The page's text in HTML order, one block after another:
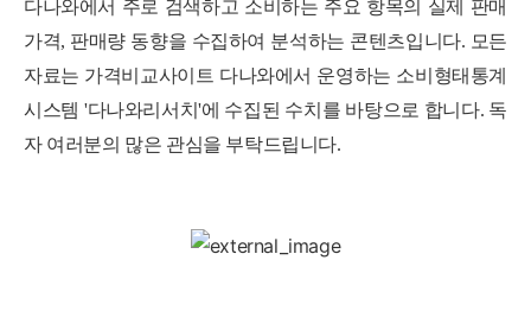
다나와에서 주로 검색하고 소비하는 주요 항목의 실제 판매
가격, 판매량 동향을 수집하여 분석하는 콘텐츠입니다. 모든
자료는 가격비교사이트 다나와에서 운영하는 소비형태통계
시스템 '다나와리서치'에 수집된 수치를 바탕으로 합니다. 독
자 여러분의 많은 관심을 부탁드립니다.